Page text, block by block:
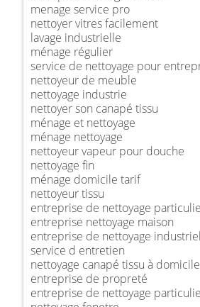
menage service pro
nettoyer vitres facilement
lavage industrielle
ménage régulier
service de nettoyage pour
nettoyeur de meuble
nettoyage industrie
nettoyer son canapé tissu
ménage et nettoyage
ménage nettoyage
nettoyeur vapeur pour douche
nettoyage fin
ménage domicile tarif
nettoyeur tissu
entreprise de nettoyage
entreprise nettoyage maison
entreprise de nettoyage industriel
service d entretien
nettoyage canapé tissu à
entreprise de propreté
entreprise de nettoyage